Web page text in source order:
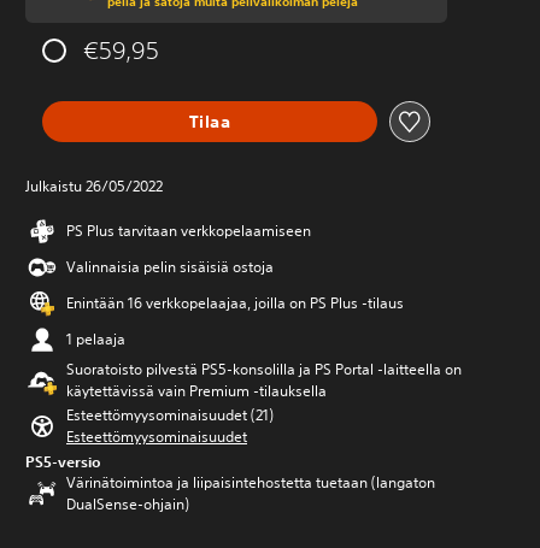
€59,95
Tilaa
Julkaistu 26/05/2022
PS Plus tarvitaan verkkopelaamiseen
Valinnaisia pelin sisäisiä ostoja
Enintään 16 verkkopelaajaa, joilla on PS Plus -tilaus
1 pelaaja
Suoratoisto pilvestä PS5-konsolilla ja PS Portal ‑laitteella on
käytettävissä vain Premium ‑tilauksella
Esteettömyysominaisuudet (21)
Esteettömyysominaisuudet
PS5-versio
Värinätoimintoa ja liipaisintehostetta tuetaan (langaton
DualSense-ohjain)